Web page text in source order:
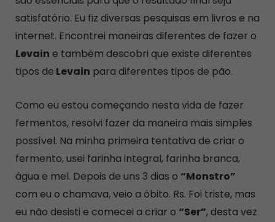
satisfatório. Eu fiz diversas pesquisas em livros e na
internet. Encontrei maneiras diferentes de fazer o
Levain e também descobri que existe diferentes
tipos de Levain para diferentes tipos de pão.
Como eu estou começando nesta vida de fazer
fermentos, resolvi fazer da maneira mais simples
possível. Na minha primeira tentativa de criar o
fermento, usei farinha integral, farinha branca,
água e mel. Depois de uns 3 dias o “Monstro”
com eu o chamava, veio a óbito. Rs. Foi triste, mas
eu não desisti e comecei a criar o “Ser”, desta vez